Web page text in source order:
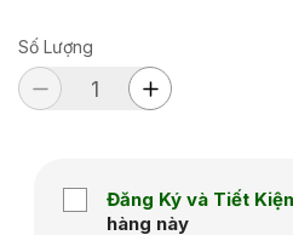
Số Lượng
Đăng Ký và Tiết
hàng này